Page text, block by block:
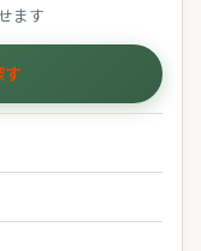
ます